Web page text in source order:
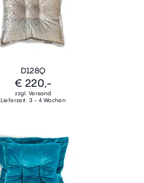
D128Q
€ 220,-
zzgl. Versand
Lieferzeit: 3 - 4 Wochen